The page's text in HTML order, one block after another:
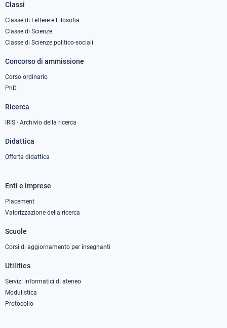
Footer
column
1
Classi
Classe di Lettere e Filosofia
Classe di Scienze
Classe di Scienze politico-sociali
Concorso di ammissione
Corso ordinario
PhD
Ricerca
IRIS - Archivio della ricerca
Didattica
Offerta didattica
Footer
column
Enti e imprese
Placement
Valorizzazione della ricerca
Scuole
Corsi di aggiornamento per insegnanti
Utilities
Servizi informatici di ateneo
Modulistica
Protocollo